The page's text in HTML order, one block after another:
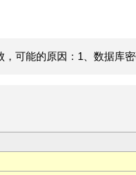
可能的原因：1、数据库